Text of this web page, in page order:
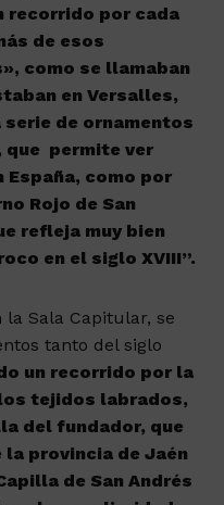
recorrido por cada
de esos
como se llamaban
en Versalles,
de ornamentos
que permite ver
España, como por
Rojo de San
refleja muy bien
en el siglo XVIII”.
Sala Capitular, se
tanto del siglo
un recorrido por la
tejidos labrados,
del fundador, que
la provincia de Jaén
de San Andrés